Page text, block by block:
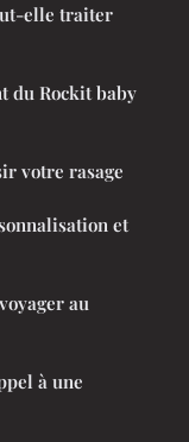
elle traiter
du Rockit baby
votre rasage
et
au
à une